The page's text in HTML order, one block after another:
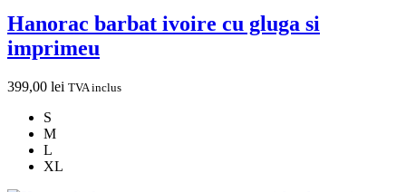
Hanorac barbat ivoire cu gluga si
imprimeu
399,00 lei TVA inclus
S
M
L
XL